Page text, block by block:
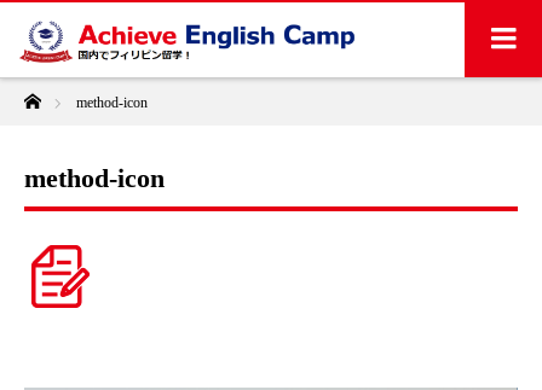
method-icon
method-icon